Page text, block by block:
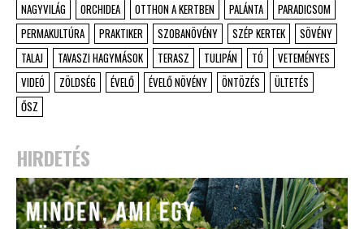
NAGYVILÁG
ORCHIDEA OTTHON A KERTBEN PALÁNTA
PARADICSOM
PERMAKULTÚRA
PRAKTIKER SZOBANÖVÉNY SZÉP KERTEK
SÖVÉNY
TALAJ
TAVASZI HAGYMÁSOK TERASZ TULIPÁN TÓ
VETEMÉNYES
VIDEÓ
ZÖLDSÉG ÉVELŐ ÉVELŐ NÖVÉNY ÖNTÖZÉS
ÜLTETÉS
ŐSZ
HIRDETÉS